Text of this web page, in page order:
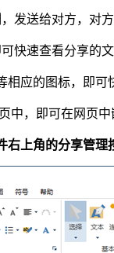
发送给对方，对
快速查看分享的文
相应的图标，即可
中，即可在网页中
上角的分享管理